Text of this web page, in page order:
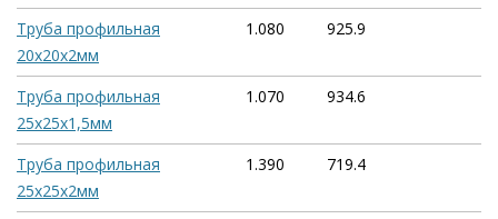
Труба профильная
20х20х2мм
1.080 925.9
Труба профильная
25х25х1,5мм
1.070 934.6
Труба профильная
25х25х2мм
1.390 719.4